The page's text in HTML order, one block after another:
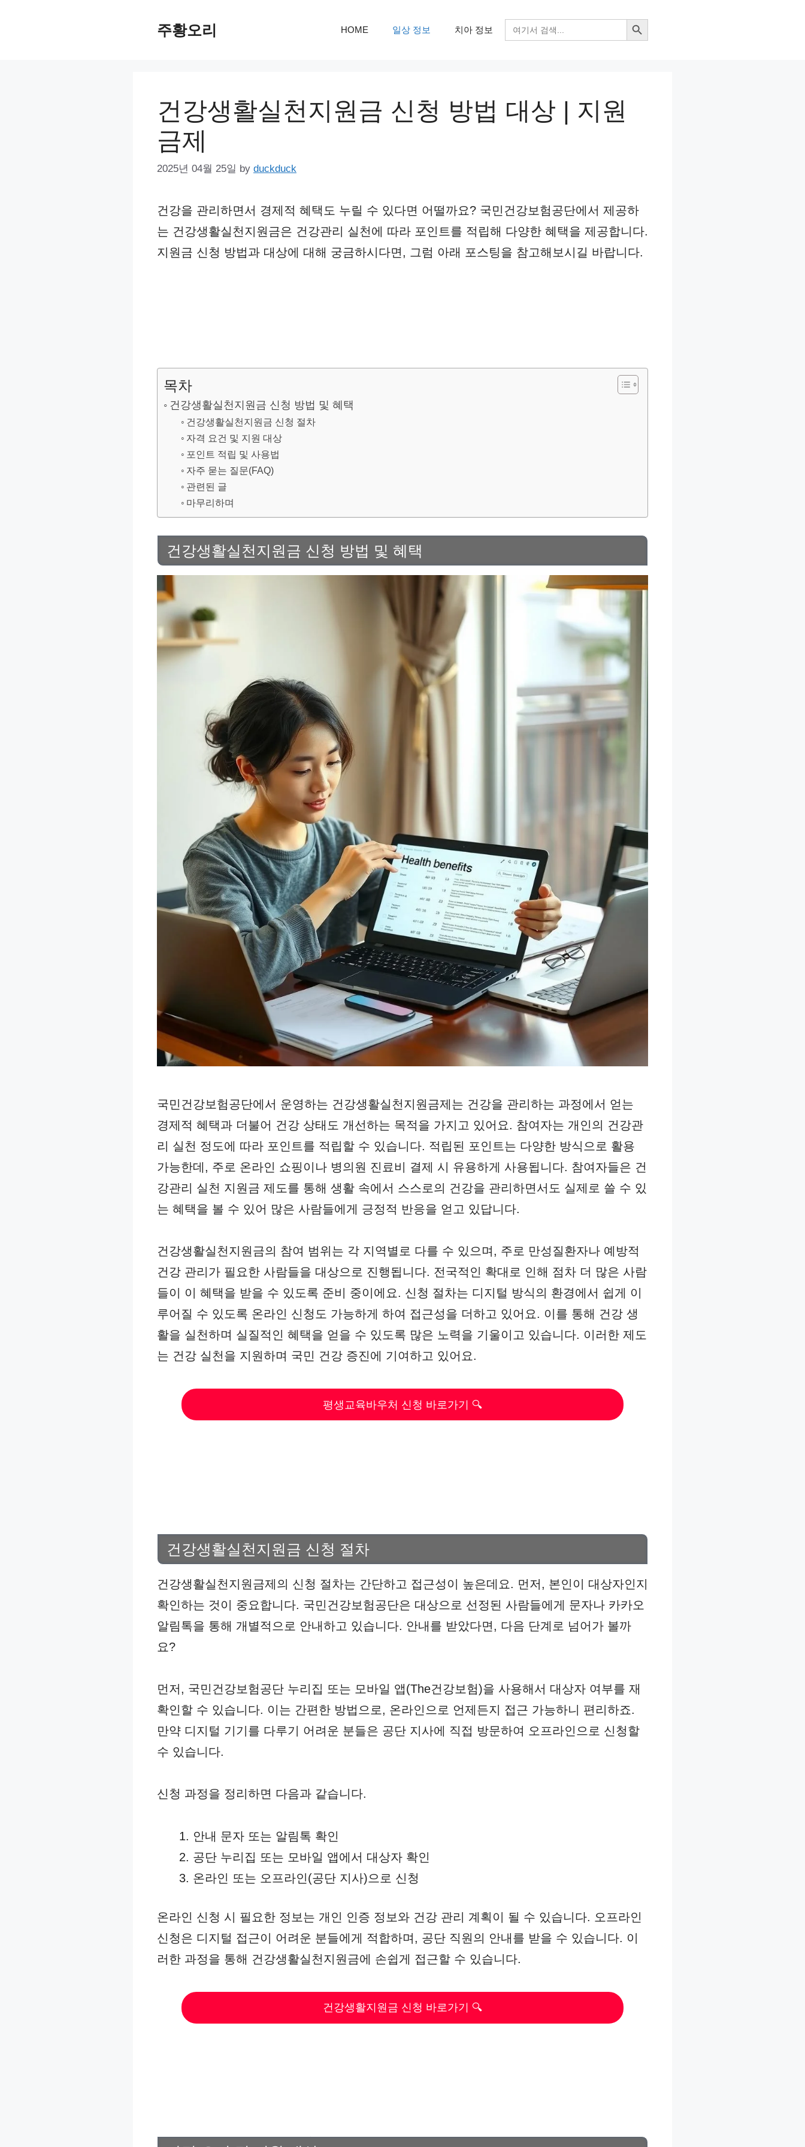
주황오리 HOME 일상 정보 치아 정보
검
색:
검색 버튼
건강생활실천지원금 신청 방법 대상 | 지원
금제
2025년 04월 25일 by duckduck
건강을 관리하면서 경제적 혜택도 누릴 수 있다면 어떨까요? 국민건강보험공단에서 제공하
는 건강생활실천지원금은 건강관리 실천에 따라 포인트를 적립해 다양한 혜택을 제공합니다.
지원금 신청 방법과 대상에 대해 궁금하시다면, 그럼 아래 포스팅을 참고해보시길 바랍니다.
목차
건강생활실천지원금 신청 방법 및 혜택
건강생활실천지원금 신청 절차
자격 요건 및 지원 대상
포인트 적립 및 사용법
자주 묻는 질문(FAQ)
관련된 글
마무리하며
건강생활실천지원금 신청 방법 및 혜택
국민건강보험공단에서 운영하는 건강생활실천지원금제는 건강을 관리하는 과정에서 얻는
경제적 혜택과 더불어 건강 상태도 개선하는 목적을 가지고 있어요. 참여자는 개인의 건강관
리 실천 정도에 따라 포인트를 적립할 수 있습니다. 적립된 포인트는 다양한 방식으로 활용
가능한데, 주로 온라인 쇼핑이나 병의원 진료비 결제 시 유용하게 사용됩니다. 참여자들은 건
강관리 실천 지원금 제도를 통해 생활 속에서 스스로의 건강을 관리하면서도 실제로 쓸 수 있
는 혜택을 볼 수 있어 많은 사람들에게 긍정적 반응을 얻고 있답니다.
건강생활실천지원금의 참여 범위는 각 지역별로 다를 수 있으며, 주로 만성질환자나 예방적
건강 관리가 필요한 사람들을 대상으로 진행됩니다. 전국적인 확대로 인해 점차 더 많은 사람
들이 이 혜택을 받을 수 있도록 준비 중이에요. 신청 절차는 디지털 방식의 환경에서 쉽게 이
루어질 수 있도록 온라인 신청도 가능하게 하여 접근성을 더하고 있어요. 이를 통해 건강 생
활을 실천하며 실질적인 혜택을 얻을 수 있도록 많은 노력을 기울이고 있습니다. 이러한 제도
는 건강 실천을 지원하며 국민 건강 증진에 기여하고 있어요.
평생교육바우처 신청 바로가기 🔍
건강생활실천지원금 신청 절차
건강생활실천지원금제의 신청 절차는 간단하고 접근성이 높은데요. 먼저, 본인이 대상자인지
확인하는 것이 중요합니다. 국민건강보험공단은 대상으로 선정된 사람들에게 문자나 카카오
알림톡을 통해 개별적으로 안내하고 있습니다. 안내를 받았다면, 다음 단계로 넘어가 볼까
요?
먼저, 국민건강보험공단 누리집 또는 모바일 앱(The건강보험)을 사용해서 대상자 여부를 재
확인할 수 있습니다. 이는 간편한 방법으로, 온라인으로 언제든지 접근 가능하니 편리하죠.
만약 디지털 기기를 다루기 어려운 분들은 공단 지사에 직접 방문하여 오프라인으로 신청할
수 있습니다.
신청 과정을 정리하면 다음과 같습니다.
안내 문자 또는 알림톡 확인
공단 누리집 또는 모바일 앱에서 대상자 확인
온라인 또는 오프라인(공단 지사)으로 신청
온라인 신청 시 필요한 정보는 개인 인증 정보와 건강 관리 계획이 될 수 있습니다. 오프라인
신청은 디지털 접근이 어려운 분들에게 적합하며, 공단 직원의 안내를 받을 수 있습니다. 이
러한 과정을 통해 건강생활실천지원금에 손쉽게 접근할 수 있습니다.
건강생활지원금 신청 바로가기 🔍